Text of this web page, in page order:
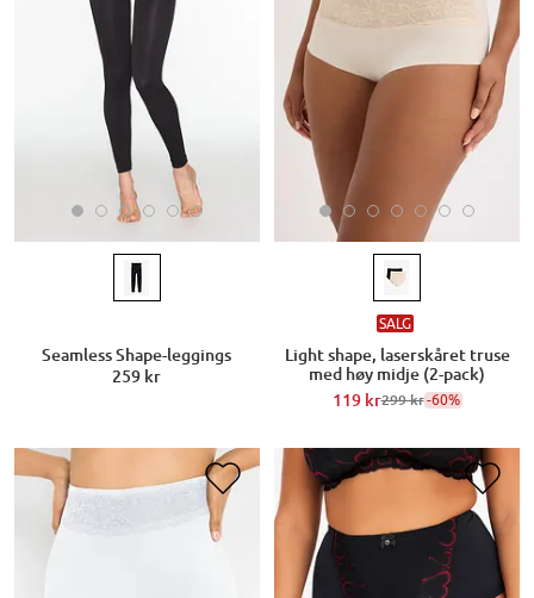
Seamless Shape-leggings
259 kr
SALG
Light shape, laserskåret truse
med høy midje (2-pack)
119 kr299 kr-60%